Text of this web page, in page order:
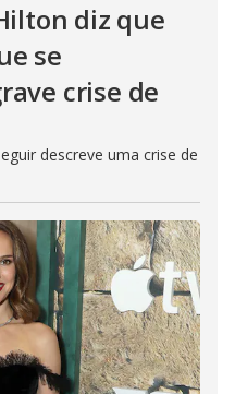
diz que
se
crise de
descreve uma crise de